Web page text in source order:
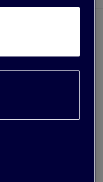
eller varför
dina
axelrem
bär väskan